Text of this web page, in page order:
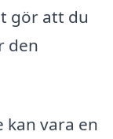
gör att du
den
vara en